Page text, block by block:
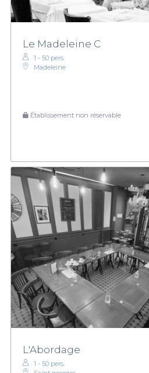
Le Madeleine C
1 - 50 pers.
Madeleine
Établissement non réservable
L'Abordage
1 - 50 pers.